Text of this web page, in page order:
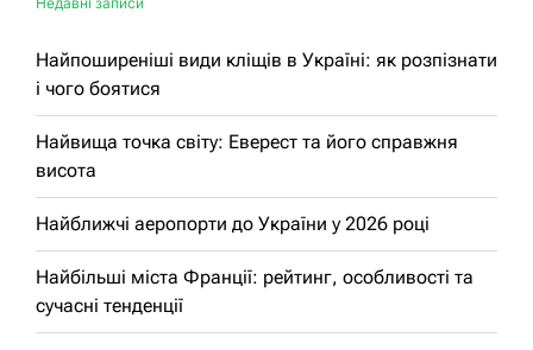
Найпоширеніші види кліщів в Україні: як розпізнати
і чого боятися
Найвища точка світу: Еверест та його справжня
висота
Найближчі аеропорти до України у 2026 році
Найбільші міста Франції: рейтинг, особливості та
сучасні тенденції